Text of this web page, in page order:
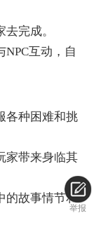
完成。
互动，自
各种困难和挑
家带来身临其
的故事情节和
举报